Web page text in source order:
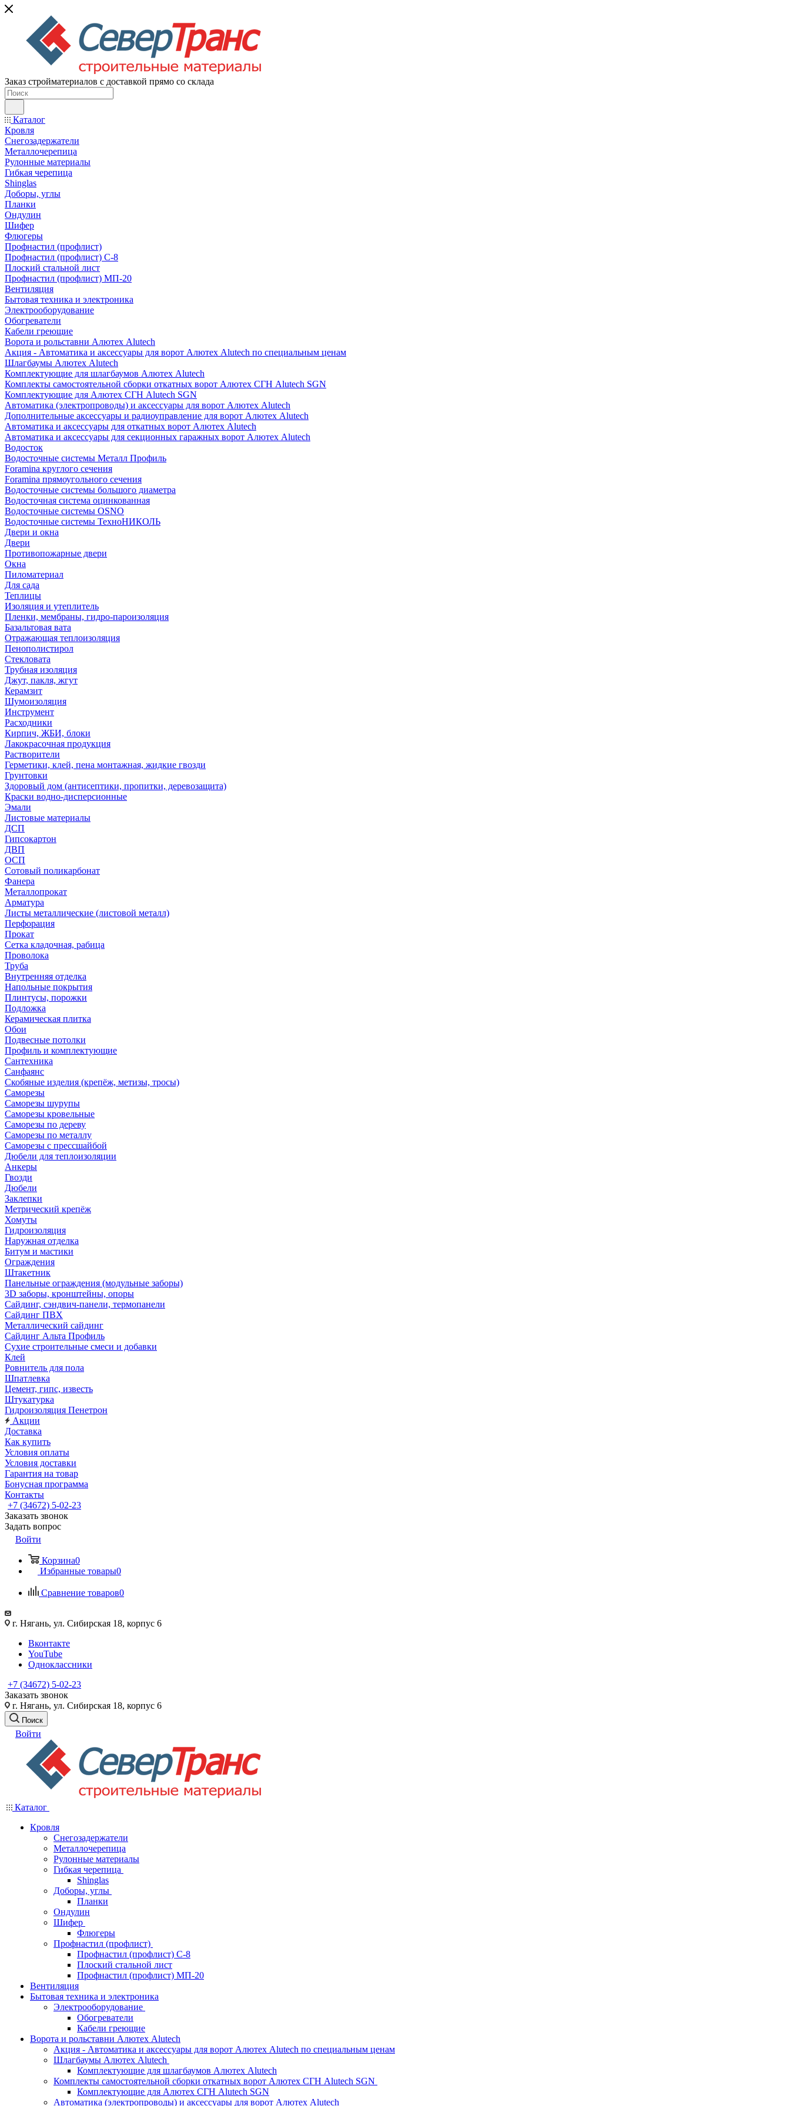
Заказ стройматериалов с доставкой прямо со склада
Каталог
Кровля
Снегозадержатели
Металлочерепица
Рулонные материалы
Гибкая черепица
Shinglas
Доборы, углы
Планки
Ондулин
Шифер
Флюгеры
Профнастил (профлист)
Профнастил (профлист) С-8
Плоский стальной лист
Профнастил (профлист) МП-20
Вентиляция
Бытовая техника и электроника
Электрооборудование
Обогреватели
Кабели греющие
Ворота и рольставни Алютех Alutech
Акция - Автоматика и аксессуары для ворот Алютех Alutech по специальным ценам
Шлагбаумы Алютех Alutech
Комплектующие для шлагбаумов Алютех Alutech
Комплекты самостоятельной сборки откатных ворот Алютех СГН Alutech SGN
Комплектующие для Алютех СГН Alutech SGN
Автоматика (электропроводы) и аксессуары для ворот Алютех Alutech
Дополнительные аксессуары и радиоуправление для ворот Алютех Alutech
Автоматика и аксессуары для откатных ворот Алютех Alutech
Автоматика и аксессуары для секционных гаражных ворот Алютех Alutech
Водосток
Водосточные системы Металл Профиль
Foramina круглого сечения
Foramina прямоугольного сечения
Водосточные системы большого диаметра
Водосточная система оцинкованная
Водосточные системы OSNO
Водосточные системы ТехноНИКОЛЬ
Двери и окна
Двери
Противопожарные двери
Окна
Пиломатериал
Для сада
Теплицы
Изоляция и утеплитель
Пленки, мембраны, гидро-пароизоляция
Базальтовая вата
Отражающая теплоизоляция
Пенополистирол
Стекловата
Трубная изоляция
Джут, пакля, жгут
Керамзит
Шумоизоляция
Инструмент
Расходники
Кирпич, ЖБИ, блоки
Лакокрасочная продукция
Растворители
Герметики, клей, пена монтажная, жидкие гвозди
Грунтовки
Здоровый дом (антисептики, пропитки, деревозащита)
Краски водно-дисперсионные
Эмали
Листовые материалы
ДСП
Гипсокартон
ДВП
ОСП
Сотовый поликарбонат
Фанера
Металлопрокат
Арматура
Листы металлические (листовой металл)
Перфорация
Прокат
Сетка кладочная, рабица
Проволока
Труба
Внутренняя отделка
Напольные покрытия
Плинтусы, порожки
Подложка
Керамическая плитка
Обои
Подвесные потолки
Профиль и комплектующие
Сантехника
Санфаянс
Скобяные изделия (крепёж, метизы, тросы)
Саморезы
Саморезы шурупы
Саморезы кровельные
Саморезы по дереву
Саморезы по металлу
Саморезы с прессшайбой
Дюбели для теплоизоляции
Анкеры
Гвозди
Дюбели
Заклепки
Метрический крепёж
Хомуты
Гидроизоляция
Наружная отделка
Битум и мастики
Ограждения
Штакетник
Панельные ограждения (модульные заборы)
3D заборы, кронштейны, опоры
Cайдинг, сэндвич-панели, термопанели
Сайдинг ПВХ
Металлический сайдинг
Сайдинг Альта Профиль
Сухие строительные смеси и добавки
Клей
Ровнитель для пола
Шпатлевка
Цемент, гипс, известь
Штукатурка
Гидроизоляция Пенетрон
Акции
Доставка
Как купить
Условия оплаты
Условия доставки
Гарантия на товар
Бонусная программа
Контакты
+7 (34672) 5-02-23
Заказать звонок
Задать вопрос
Войти
Корзина0
Избранные товары0
Сравнение товаров0
г. Нягань, ул. Сибирская 18, корпус 6
Вконтакте
YouTube
Одноклассники
+7 (34672) 5-02-23
Заказать звонок
г. Нягань, ул. Сибирская 18, корпус 6
Поиск
Войти
Каталог
Кровля
Снегозадержатели
Металлочерепица
Рулонные материалы
Гибкая черепица
Shinglas
Доборы, углы
Планки
Ондулин
Шифер
Флюгеры
Профнастил (профлист)
Профнастил (профлист) С-8
Плоский стальной лист
Профнастил (профлист) МП-20
Вентиляция
Бытовая техника и электроника
Электрооборудование
Обогреватели
Кабели греющие
Ворота и рольставни Алютех Alutech
Акция - Автоматика и аксессуары для ворот Алютех Alutech по специальным ценам
Шлагбаумы Алютех Alutech
Комплектующие для шлагбаумов Алютех Alutech
Комплекты самостоятельной сборки откатных ворот Алютех СГН Alutech SGN
Комплектующие для Алютех СГН Alutech SGN
Автоматика (электропроводы) и аксессуары для ворот Алютех Alutech